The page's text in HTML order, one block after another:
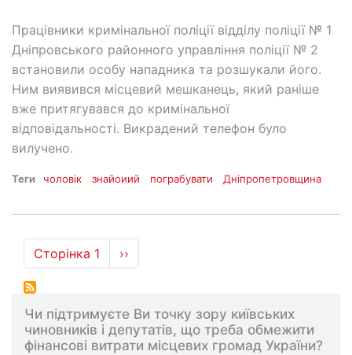
Працівники кримінальної поліції відділу поліції № 1
Дніпровського районного управління поліції № 2
встановили особу нападника та розшукали його.
Ним виявився місцевий мешканець, який раніше
вже притягувався до кримінальної
відповідальності. Викрадений телефон було
вилучено.
Теги чоловік знайоиий пограбувати Дніпропетровщина
Розбивка
на
сторінки
Сторінка 1
Наступна
сторінка
››
Чи підтримуєте Ви точку зору київських
чиновників і депутатів, що треба обмежити
фінансові витрати місцевих громад України?